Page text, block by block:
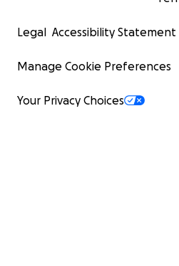
Legal Accessibility Statement
Manage Cookie Preferences
Your Privacy Choices